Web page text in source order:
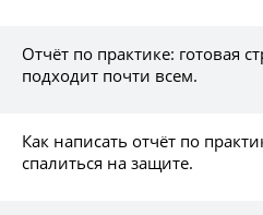
Отчёт по практике: готовая
подходит почти всем.
Как написать отчёт по
спалиться на защите.